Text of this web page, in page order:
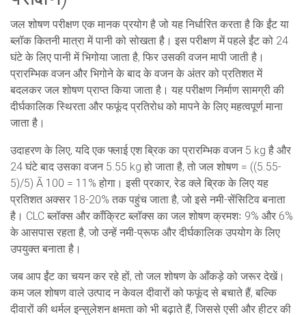
जल शोषण परीक्षण एक मानक प्रयोग है जो यह निर्धारित करता है कि ईंट या
ब्लॉक कितनी मात्रा में पानी को सोखता है। इस परीक्षण में पहले ईंट को 24
घंटे के लिए पानी में भिगोया जाता है, फिर उसकी वजन मापी जाती है।
प्रारम्भिक वजन और भिगोने के बाद के वजन के अंतर को प्रतिशत में
बदलकर जल शोषण प्राप्त किया जाता है। यह परीक्षण निर्माण सामग्री की
दीर्घकालिक स्थिरता और फफूंद प्रतिरोध को मापने के लिए महत्वपूर्ण माना
जाता है।
उदाहरण के लिए, यदि एक फ्लाई एश ब्रिक का प्रारम्भिक वजन 5 kg है और
24 घंटे बाद उसका वजन 5.55 kg हो जाता है, तो जल शोषण = ((5.55-
5)/5) Ã 100 = 11% होगा। इसी प्रकार, रेड क्ले ब्रिक के लिए यह
प्रतिशत अक्सर 18-20% तक पहुंच जाता है, जो इसे नमी-सेंसिटिव बनाता
है। CLC ब्लॉक्स और कॉंक्रिट ब्लॉक्स का जल शोषण क्रमशः 9% और 6%
के आसपास रहता है, जो उन्हें नमी-प्रूफ और दीर्घकालिक उपयोग के लिए
उपयुक्त बनाता है।
जब आप ईंट का चयन कर रहे हों, तो जल शोषण के आँकड़े को जरूर देखें।
कम जल शोषण वाले उत्पाद न केवल दीवारों को फफूंद से बचाते हैं, बल्कि
दीवारों की थर्मल इन्सुलेशन क्षमता को भी बढ़ाते हैं, जिससे एसी और हीटर की